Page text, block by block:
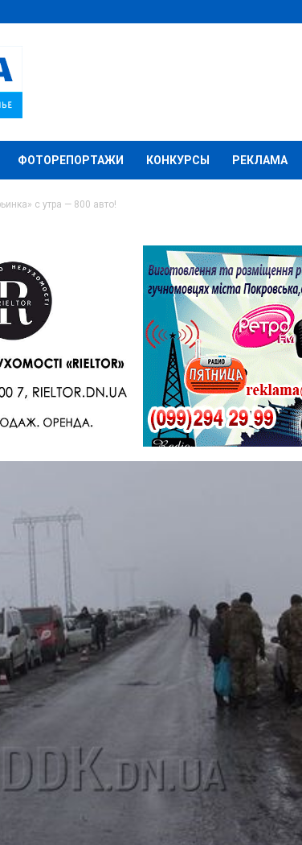
ФОТОРЕПОРТАЖИ КОНКУРСЫ РЕКЛАМА
с утра — 800 авто!
и «Марьинка» с